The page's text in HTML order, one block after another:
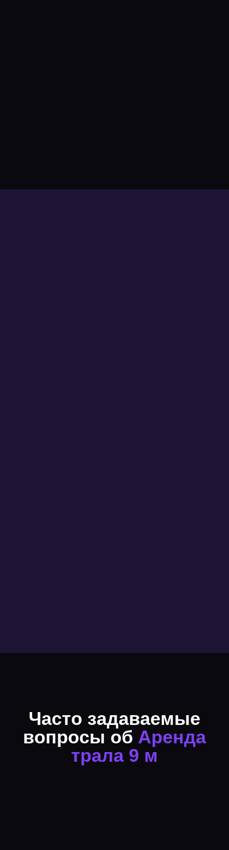
Часто задаваемые
вопросы об Аренда
трала 9 м